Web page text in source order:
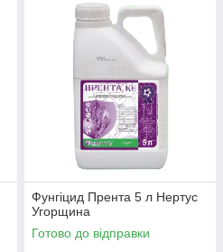
Фунгіцид Прента 5 л Нертус
Угорщина
Готово до відправки